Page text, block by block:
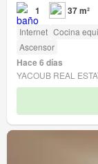
1 37 m²
Internet Cocina
Ascensor
Hace 6 días
YACOUB REAL